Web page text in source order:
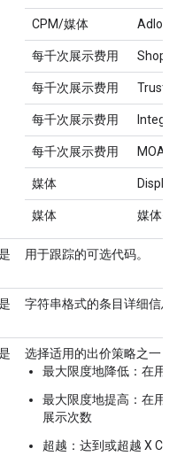
CPM/媒体 Adloox
每千次展示费用
每千次展示费用
每千次展示费用
每千次展示费用 MOAT
媒体
媒体 媒体
用于跟踪的可选代码。
字符串格式的条目详细信息
选择适用的出价策略之一：
最大限度地降低：在用
最大限度地提高：在用
展示次数
超越：达到或超越 X